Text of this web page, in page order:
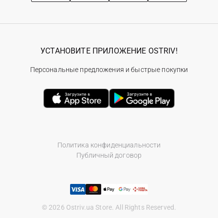
Политика конфиденциальности
Публичный договор
© 2026 Ostriv.ua Store. All Rights Reserved.
УСТАНОВИТЕ ПРИЛОЖЕНИЕ OSTRIV!
Персональные предложения и быстрые покупки